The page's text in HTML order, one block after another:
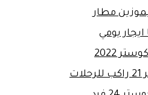
مطار
ايجار يومي
2022